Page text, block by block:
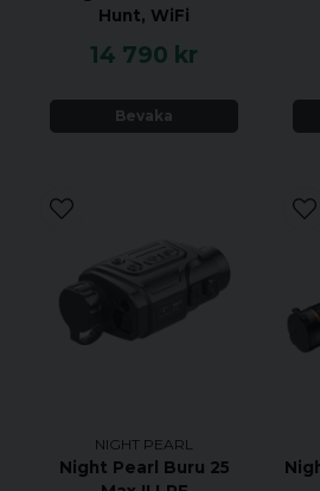
Hunt, WiFi
14 790 kr
Bevaka
NIGHT PEARL
Night Pearl Buru 25
Praktisk storlek och
LCOS-skärm med en
1280x960 pixlar
Upp till 4x digital zoom
Valbar färgpalett, svart,
Foto och video funktion